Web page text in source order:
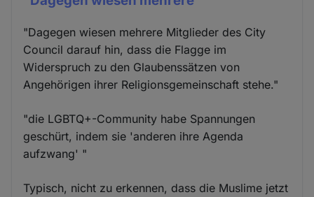
"Dagegen wiesen mehrere Mitglieder des City
Council darauf hin, dass die Flagge im
Widerspruch zu den Glaubenssätzen von
Angehörigen ihrer Religionsgemeinschaft stehe."
"die LGBTQ+-Community habe Spannungen
geschürt, indem sie 'anderen ihre Agenda
aufzwang' "
Typisch, nicht zu erkennen, dass die Muslime jetzt